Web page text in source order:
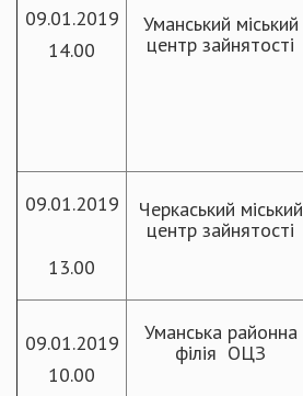
09.01.2019
14.00
Уманський міський
центр зайнятості
09.01.2019
13.00
Черкаський міський
центр зайнятості
09.01.2019
10.00
Уманська районна
філія ОЦЗ